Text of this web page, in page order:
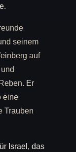
seinem
auf
Er
eine
Trauben
Israel, das